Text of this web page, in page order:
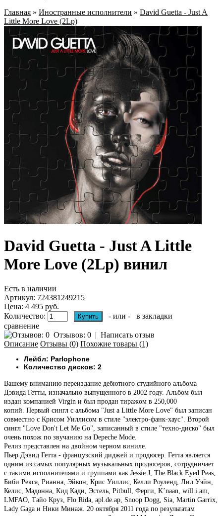
Главная » Иностранные исполнители » David Guetta - Just A
Little More Love (2Lp)
David Guetta - Just A Little
More Love (2Lp) винил
Есть в наличии
Артикул: 724381249215
Цена: 4 495 руб.
Количество:
- или -
в закладки
сравнение
Отзывов: 0 | Написать отзыв
Описание Отзывы (0) Похожие товары (1)
Лейбл: Parlophone
Количество дисков: 2
Вашему вниманию переиздание дебютного студийного альбома
Дэвида Гетты, изначально выпущенного в 2002 году. Альбом был
издан компанией Virgin и был продан тиражом в 250,000
копий. Первый сингл с альбома "Just a Little More Love" был записан
совместно с Крисом Уиллисом в стиле "электро-фанк-хаус". Второй
сингл "Love Don't Let Me Go", записанный в стиле "техно-диско" был
очень похож по звучанию на Depeche Mode.
Релиз представлен на двойном черном виниле.
Пьер Дэвид Гетта - французский диджей и продюсер. Гетта является
одним из самых популярных музыкальных продюсеров, сотрудничает
с такими исполнителями и группами как Jessie J, The Black Eyed Peas,
Биби Рекса, Рианна, Эйкон, Крис Уиллис, Келли Роуленд, Лил Уэйн,
Келис, Мадонна, Кид Кади, Эстель, Pitbull, Ферги, K’naan, will.i.am,
LMFAO, Тайо Круз, Flo Rida, apl.de.ap, Snoop Dogg, Sia, Martin Garrix,
Lady Gaga и Ники Минаж. 20 октября 2011 года по результатам